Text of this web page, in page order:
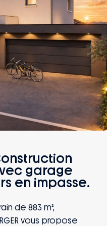
garage
en impasse.
de 883 m²,
vous propose